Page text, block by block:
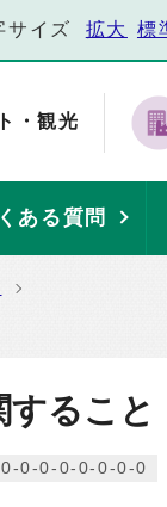
サイズ 拡大 標
・観光
ある質問
ること
0-0-0-0-0-0-0-0